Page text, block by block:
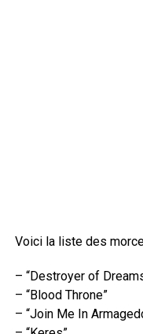
Voici la liste des
– “Destroyer of
– “Blood Throne”
– “Join Me In